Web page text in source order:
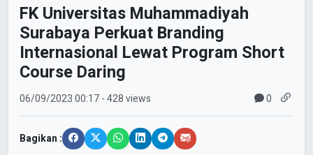
FK Universitas Muhammadiyah
Surabaya Perkuat Branding
Internasional Lewat Program Short
Course Daring
06/09/202300:17- 428 views 0
Bagikan :